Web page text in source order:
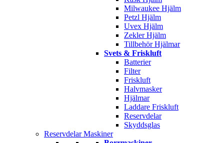
Milwaukee Hjälm
Petzl Hjälm
Uvex Hjälm
Zekler Hjälm
Tillbehör Hjälmar
Svets & Friskluft
Batterier
Filter
Friskluft
Halvmasker
Hjälmar
Laddare Friskluft
Reservdelar
Skyddsglas
Reservdelar Maskiner